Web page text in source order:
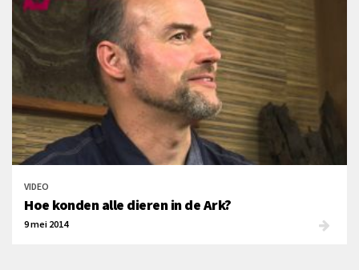
VIDEO
Hoe konden alle dieren in de Ark?
9 mei 2014